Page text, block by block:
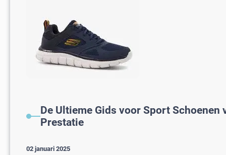
De Ultieme Gids voor Sport Schoenen
Prestatie
02 januari 2025